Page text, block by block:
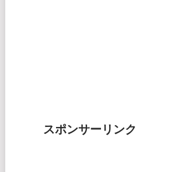
スポンサーリンク